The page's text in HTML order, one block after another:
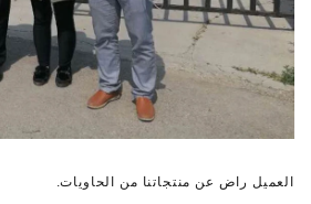
العميل راض عن منتجاتنا من الحاويات.